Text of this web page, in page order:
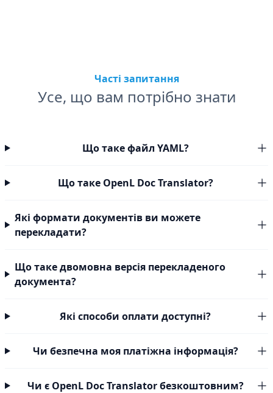
Часті запитання
Усе, що вам потрібно знати
Що таке файл YAML?
Що таке OpenL Doc Translator?
Які формати документів ви можете
перекладати?
Що таке двомовна версія перекладеного
документа?
Які способи оплати доступні?
Чи безпечна моя платіжна інформація?
Чи є OpenL Doc Translator безкоштовним?